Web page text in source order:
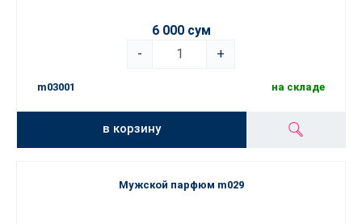
6 000 сум
-
+
m03001 на складе
в корзину
Мужской парфюм m029